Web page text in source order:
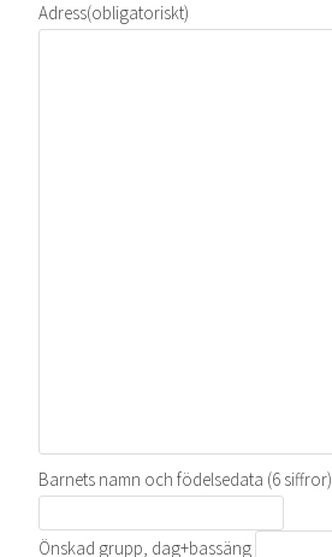
Adress(obligatoriskt)
Barnets namn och födelsedata (6 siffror)
Önskad grupp, dag+bassäng